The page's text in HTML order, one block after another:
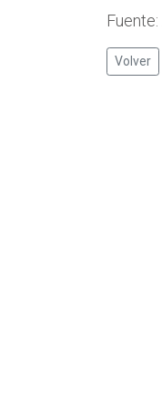
Fuente:
Volver